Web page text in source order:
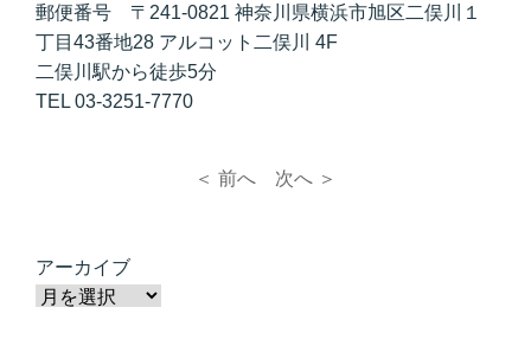
郵便番号 〒241-0821 神奈川県横浜市旭区二俣川１
丁目43番地28 アルコット二俣川 4F
二俣川駅から徒歩5分
TEL 03-3251-7770
＜ 前へ 次へ ＞
アーカイブ